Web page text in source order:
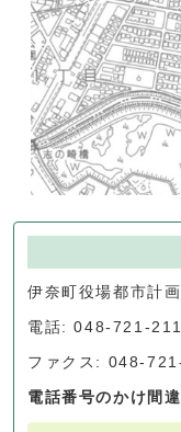
伊奈町役場都市計
電話: 048-721-
ファクス: 048-
電話番号のかけ間